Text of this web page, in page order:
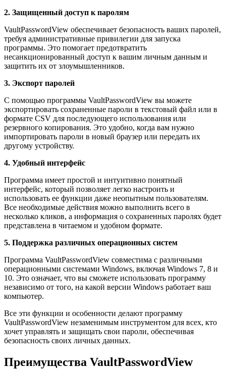
2. Защищенный доступ к паролям
VaultPasswordView обеспечивает безопасность ваших паролей,
требуя административные привилегии для запуска
программы. Это помогает предотвратить
несанкционированный доступ к вашим личным данным и
защитить их от злоумышленников.
3. Экспорт паролей
С помощью программы VaultPasswordView вы можете
экспортировать сохраненные пароли в текстовый файл или в
формате CSV для последующего использования или
резервного копирования. Это удобно, когда вам нужно
импортировать пароли в новый браузер или передать их
другому устройству.
4. Удобный интерфейс
Программа имеет простой и интуитивно понятный
интерфейс, который позволяет легко настроить и
использовать ее функции даже неопытным пользователям.
Все необходимые действия можно выполнить всего в
несколько кликов, а информация о сохраненных паролях будет
представлена в читаемом и удобном формате.
5. Поддержка различных операционных систем
Программа VaultPasswordView совместима с различными
операционными системами Windows, включая Windows 7, 8 и
10. Это означает, что вы сможете использовать программу
независимо от того, на какой версии Windows работает ваш
компьютер.
Все эти функции и особенности делают программу
VaultPasswordView незаменимым инструментом для всех, кто
хочет управлять и защищать свои пароли, обеспечивая
безопасность своих личных данных.
Преимущества VaultPasswordView